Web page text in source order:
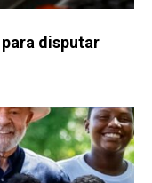
disputar